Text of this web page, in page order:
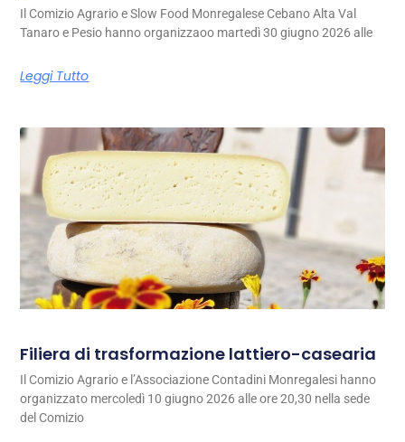
Il Comizio Agrario e Slow Food Monregalese Cebano Alta Val
Tanaro e Pesio hanno organizzaoo martedì 30 giugno 2026 alle
Leggi Tutto
Filiera di trasformazione lattiero-casearia
Il Comizio Agrario e l’Associazione Contadini Monregalesi hanno
organizzato mercoledì 10 giugno 2026 alle ore 20,30 nella sede
del Comizio